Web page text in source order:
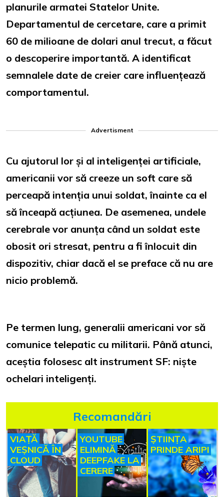
planurile armatei Statelor Unite.
Departamentul de cercetare, care a primit
60 de milioane de dolari anul trecut, a făcut
o descoperire importantă. A identificat
semnalele date de creier care influențează
comportamentul.
Advertisment
Cu ajutorul lor și al inteligenței artificiale,
americanii vor să creeze un soft care să
perceapă intenția unui soldat, înainte ca el
să înceapă acțiunea. De asemenea, undele
cerebrale vor anunța când un soldat este
obosit ori stresat, pentru a fi înlocuit din
dispozitiv, chiar dacă el se preface că nu are
nicio problemă.
Pe termen lung, generalii americani vor să
comunice telepatic cu militarii. Până atunci,
aceștia folosesc alt instrument SF: niște
ochelari inteligenți.
Recomandări
VIAȚĂ
VEȘNICĂ ÎN
CLOUD
YOUTUBE
ELIMINĂ
DEEPFAKE LA
CERERE
ȘTIINȚA
PRINDE ARIPI